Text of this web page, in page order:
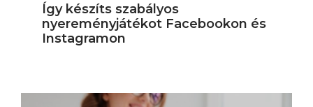
Így készíts szabályos
nyereményjátékot Facebookon és
Instagramon